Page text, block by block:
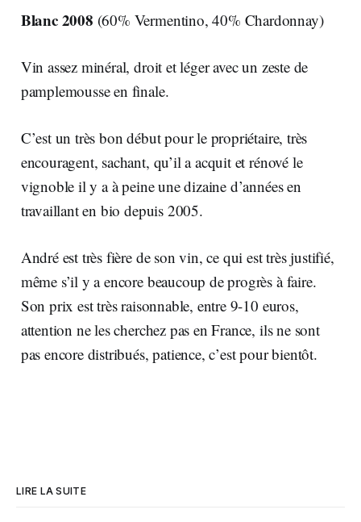
Blanc 2008 (60% Vermentino, 40% Chardonnay)
Vin assez minéral, droit et léger avec un zeste de
pamplemousse en finale.
C’est un très bon début pour le propriétaire, très
encouragent, sachant, qu’il a acquit et rénové le
vignoble il y a à peine une dizaine d’années en
travaillant en bio depuis 2005.
André est très fière de son vin, ce qui est très justifié,
même s’il y a encore beaucoup de progrès à faire.
Son prix est très raisonnable, entre 9-10 euros,
attention ne les cherchez pas en France, ils ne sont
pas encore distribués, patience, c’est pour bientôt.
LIRE LA SUITE